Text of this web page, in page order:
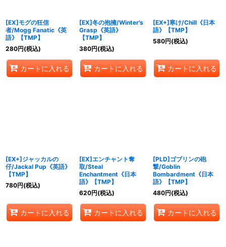
[EX]モグの狂信
者/Mogg Fanatic《英
語》【TMP】
280円(税込)
カートに入れる
[EX]冬の抱擁/Winter's
Grasp《英語》
【TMP】
380円(税込)
カートに入れる
[EX+]寒け/Chill《日本
語》【TMP】
580円(税込)
カートに入れる
[EX+]ジャッカルの
仔/Jackal Pup《英語》
【TMP】
780円(税込)
カートに入れる
[EX]エンチャント奪
取/Steal
Enchantment《日本
語》【TMP】
620円(税込)
カートに入れる
[PLD]ゴブリンの砲
撃/Goblin
Bombardment《日本
語》【TMP】
480円(税込)
カートに入れる